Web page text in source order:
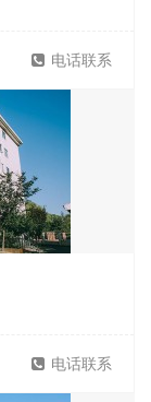
电话联系
电话联系